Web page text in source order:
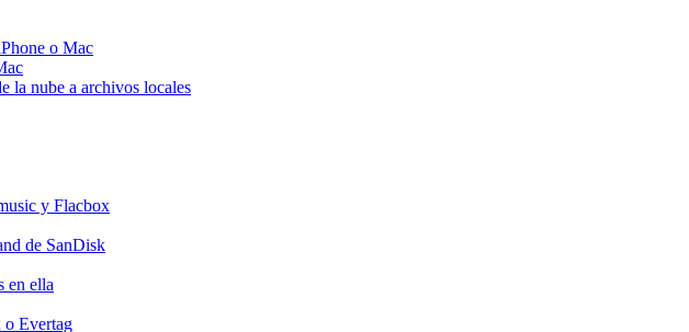
o Mac
la nube a archivos locales
y Flacbox
de SanDisk
en ella
o Evertag